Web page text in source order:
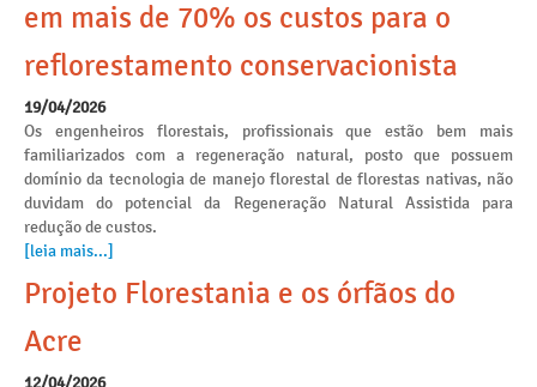
em mais de 70% os custos para o
reflorestamento conservacionista
19/04/2026
Os engenheiros florestais, profissionais que estão bem mais
familiarizados com a regeneração natural, posto que possuem
domínio da tecnologia de manejo florestal de florestas nativas, não
duvidam do potencial da Regeneração Natural Assistida para
redução de custos.
[leia mais...]
Projeto Florestania e os órfãos do
Acre
12/04/2026